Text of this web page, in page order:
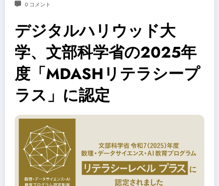
0 コメント
デジタルハリウッド大
学、文部科学省の2025年
度「MDASHリテラシープ
ラス」に認定